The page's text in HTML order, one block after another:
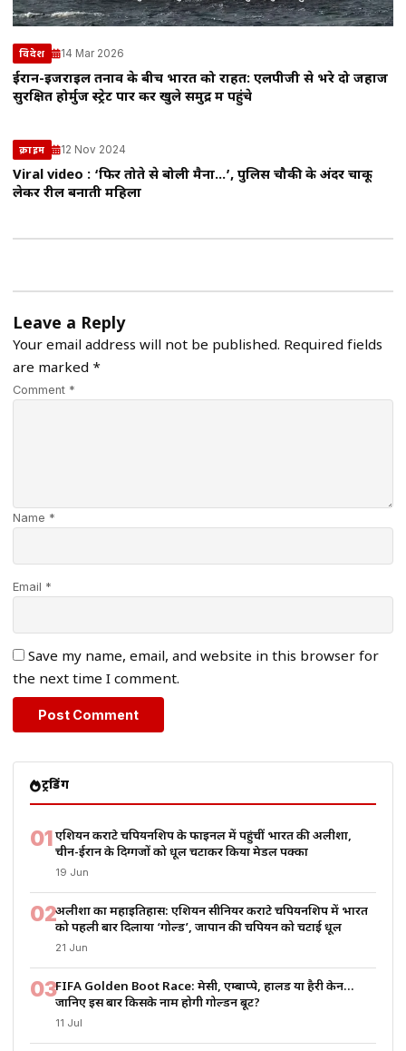
विदेश 14 Mar 2026
ईरान-इजराइल तनाव के बीच भारत को राहत: एलपीजी से भरे दो जहाज
सुरक्षित होर्मुज स्ट्रेट पार कर खुले समुद्र में पहुंचे
क्राइम 12 Nov 2024
Viral video : ‘फिर तोते से बोली मैना…’, पुलिस चौकी के अंदर चाकू
लेकर रील बनाती महिला
Leave a Reply
Your email address will not be published. Required fields
are marked *
Comment *
Name *
Email *
Save my name, email, and website in this browser for
the next time I comment.
ट्रेंडिंग
01एशियन कराटे चैंपियनशिप के फाइनल में पहुंचीं भारत की अलीशा,
चीन-ईरान के दिग्गजों को धूल चटाकर किया मेडल पक्का
19 Jun
02अलीशा का महाइतिहास: एशियन सीनियर कराटे चैंपियनशिप में भारत
को पहली बार दिलाया ‘गोल्ड’, जापान की चैंपियन को चटाई धूल
21 Jun
03FIFA Golden Boot Race: मेसी, एम्बाप्पे, हालैंड या हैरी केन…
जानिए इस बार किसके नाम होगी गोल्डन बूट?
11 Jul